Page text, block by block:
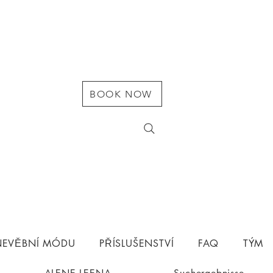
BOOK NOW
MÓDU PŘÍSLUŠENSTVÍ FAQ TÝM